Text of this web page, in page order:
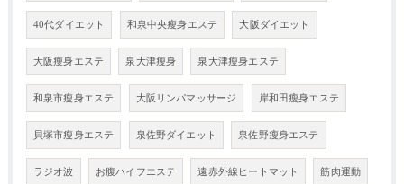
40代ダイエット 和泉中央瘦身エステ 大阪ダイエット
大阪瘦身エステ 泉大津瘦身 泉大津瘦身エステ
和泉市瘦身エステ 大阪リンパマッサージ 岸和田瘦身エステ
貝塚市瘦身エステ 泉佐野ダイエット 泉佐野瘦身エステ
ラジオ波 お腹ハイフエステ 遠赤外線ヒートマット 筋肉運動